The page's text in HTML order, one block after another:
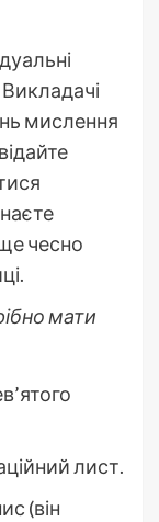
мислення
чесно
мати
лист.
(він